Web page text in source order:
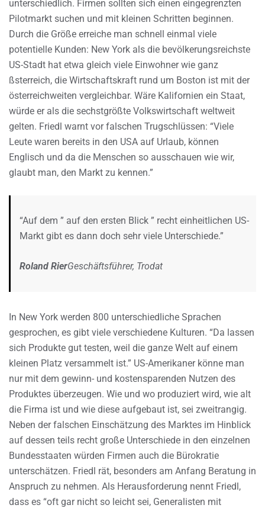
unterschiedlich. Firmen sollten sich einen eingegrenzten
Pilotmarkt suchen und mit kleinen Schritten beginnen.
Durch die Größe erreiche man schnell einmal viele
potentielle Kunden: New York als die bevölkerungsreichste
US-Stadt hat etwa gleich viele Einwohner wie ganz
ßsterreich, die Wirtschaftskraft rund um Boston ist mit der
österreichweiten vergleichbar. Wäre Kalifornien ein Staat,
würde er als die sechstgrößte Volkswirtschaft weltweit
gelten. Friedl warnt vor falschen Trugschlüssen: “Viele
Leute waren bereits in den USA auf Urlaub, können
Englisch und da die Menschen so ausschauen wie wir,
glaubt man, den Markt zu kennen.”
“Auf dem ” auf den ersten Blick ” recht einheitlichen US-
Markt gibt es dann doch sehr viele Unterschiede.”
Roland RierGeschäftsführer, Trodat
In New York werden 800 unterschiedliche Sprachen
gesprochen, es gibt viele verschiedene Kulturen. “Da lassen
sich Produkte gut testen, weil die ganze Welt auf einem
kleinen Platz versammelt ist.” US-Amerikaner könne man
nur mit dem gewinn- und kostensparenden Nutzen des
Produktes überzeugen. Wie und wo produziert wird, wie alt
die Firma ist und wie diese aufgebaut ist, sei zweitrangig.
Neben der falschen Einschätzung des Marktes im Hinblick
auf dessen teils recht große Unterschiede in den einzelnen
Bundesstaaten würden Firmen auch die Bürokratie
unterschätzen. Friedl rät, besonders am Anfang Beratung in
Anspruch zu nehmen. Als Herausforderung nennt Friedl,
dass es “oft gar nicht so leicht sei, Generalisten mit